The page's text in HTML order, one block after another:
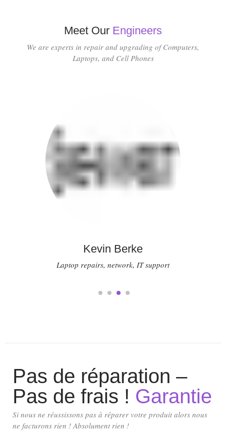
Meet Our Engineers
We are experts in repair and upgrading of Computers,
Laptops, and Cell Phones
Kevin Berke
Laptop repairs, network, IT support
1 2 3 4
Pas de réparation –
Pas de frais ! Garantie
Si nous ne réussissons pas à réparer votre produit alors nous
ne facturons rien ! Absolument rien !